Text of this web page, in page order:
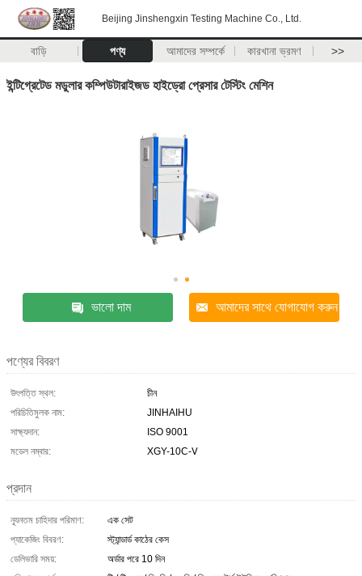
Beijing Jinshengxin Testing Machine Co., Ltd.
বাড়ি পণ্য আমাদের সম্পর্কে কারখানা ভ্রমণ >>
ইন্টিগ্রেটেড মডুলার কম্পিউটারাইজড হাইড্রো প্রেসার টেস্টিং মেশিন
ভালো দাম আমাদের সাথে যোগাযোগ করুন
পণ্যের বিবরণ
উৎপত্তি স্থল:
চীন
পরিচিতিমুলক নাম:
JINHAIHU
সাক্ষ্যদান:
ISO 9001
মডেল নম্বার:
XGY-10C-Ⅴ
প্রদান
ন্যূনতম চাহিদার পরিমাণ:
এক সেট
প্যাকেজিং বিবরণ:
স্ট্যান্ডার্ড কাঠের কেস
ডেলিভারি সময়:
অর্ডার পরে 10 দিন